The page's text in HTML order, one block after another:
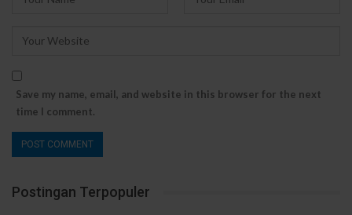
Save my name, email, and website in this browser for the next
time I comment.
Postingan Terpopuler